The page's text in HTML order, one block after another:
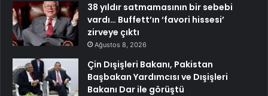
38 yıldır satmamasının bir sebebi
vardı… Buffett’ın ‘favori hissesi’
zirveye çıktı
Ağustos 8, 2026
Çin Dışişleri Bakanı, Pakistan
Başbakan Yardımcısı ve Dışişleri
Bakanı Dar ile görüştü